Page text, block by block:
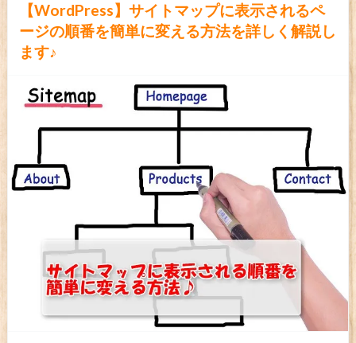
【WordPress】サイトマップに表示されるペ
ージの順番を簡単に変える方法を詳しく解説し
ます♪